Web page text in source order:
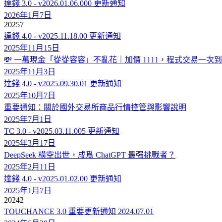
達錢 3.0 - v2026.01.06.000 更新通知
2026年1月7日
20257
達錢 4.0 - v2025.11.18.00 更新通知
2025年11月15日
💸 一萬現金「從從容容」不亂花｜加價 1111，程式交易一次
2025年11月3日
達錢 4.0 - v2025.09.30.01 更新通知
2025年10月7日
重要通知：關於國外交易所商品行情控管與影響說明
2025年7月1日
TC 3.0 - v2025.03.11.005 更新通知
2025年3月17日
DeepSeek 橫空出世，成爲 ChatGPT 最强挑戰者？
2025年2月11日
達錢 4.0 - v2025.01.02.00 更新通知
2025年1月7日
20242
TOUCHANCE 3.0 重要更新通知 2024.07.01